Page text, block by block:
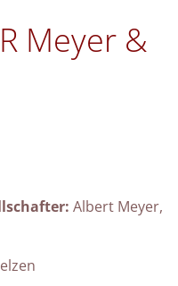
Meyer &
Albert Meyer,